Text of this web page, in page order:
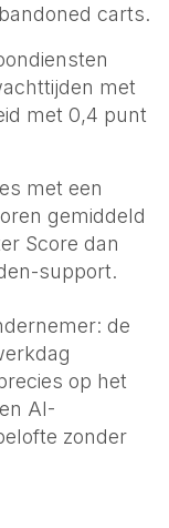
carts.
met
met 0,4 punt
met een
gemiddeld
Score dan
support.
de
op het
AI-
zonder